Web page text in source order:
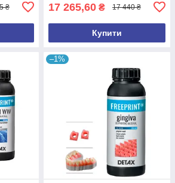
₴ 17 265,60 ₴ 17 440 ₴
Купити
–1%